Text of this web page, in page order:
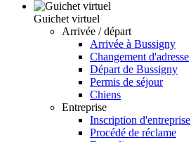
Guichet virtuel
Arrivée / départ
Arrivée à Bussigny
Changement d'adresse
Départ de Bussigny
Permis de séjour
Chiens
Entreprise
Inscription d'entreprise
Procédé de réclame